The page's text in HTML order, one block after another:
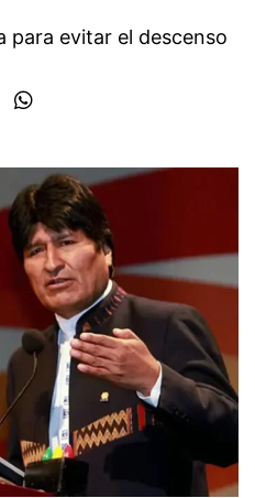
para evitar el descenso